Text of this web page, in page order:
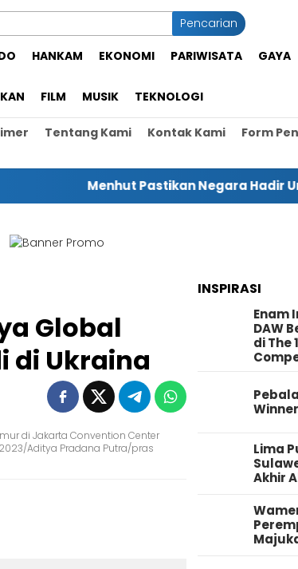
Pencarian
HANKAM EKONOMI PARIWISATA GAYA
FILM MUSIK TEKNOLOGI
Tentang Kami Kontak Kami
Form
Menhut Pastikan Negara Hadir Untuk
Global
di Ukraina
di Jakarta Convention Center
2023/Aditya Pradana Putra/pras
INSPIRASI
Enam
DAW
di The
Lima
Akhir